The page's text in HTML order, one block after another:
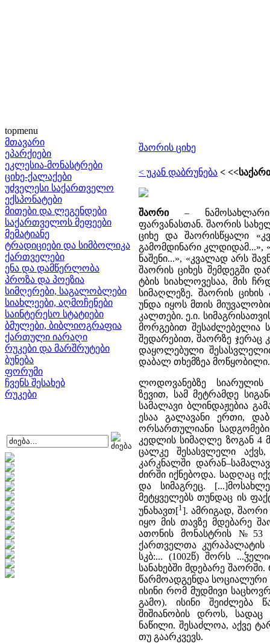
topmenu
მთავარი
ეპარქიები
ეკლესია-მონასტრები
ციხე-ქალაქები
უძველესი საქართველო
ექსპონატები
მითები და ლეგენდები
საქართველოს მეფეები
მემატიანე
ტრადიციები და სიმბოლიკა
ქართველები
ენა და დამწერლობა
პროზა და პოეზია
სიმღერები, საგალობლები
სიახლეები, აღმოჩენები
საინტერესო სტატიები
ბმულები, ბიბლიოგრაფია
ქართული იარაღი
რუკები და მარშრუტები
ბუნება
ფორუმი
ჩვენს შესახებ
რუკები
შაორის ციხე
< უკან დაბრუნება <
შაორი– ნამოსახლარი
ფარვანასთან. შაორის
ციხე და შაორისწყალი
გამომდინარი კლდიდამ...»,
ნაშენი...», «კვალად არს
შაორის ციხეს შემდეგში
ტბის სიახლოვესაა, მის
სიმაღლეზე. შაორის ციხის
უნდა იყოს მთის
კალთები. ე.ი.
მორგებით შესაძლებელია
შედარებით, შაორზე ჯერაც
დაყოლებული
დაბალ თხემზეა მოწყობილი.
ლოდოვანებზე სიარულის
ზევით, სამ მეტრამდე
სამალავი ბლინდაჟებია
ესაა გალავანი ერთი,
ორსართულიანი
კედლის სიმაღლე ზოგან 4
ცალკე შესასვლელი
კარკნალში
ძირში იქნებოდა. სადღაც
და სიმაგრეც.
მეტყველებს თუნდაც ის
უნახავთ[1]. ამრიგად,
იყო მის თავზე მდებარე
ათონის მონასტრის №53
ქართველთა კურაპალატის
სკბ:... (1002წ) შორს
სანახებში მდებარე
წარმოადგენდა სოციალური
ისინი რომ მუდმივი
გამო). ისინი შეიძლება
შიშიანობის დროს, სადაც
ნაწილი. შესაძლოა, აქვე
თუ გაარკვევს.